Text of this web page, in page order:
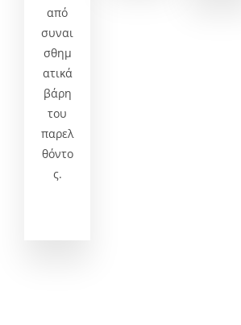
από
συναι
σθημ
ατικά
βάρη
του
παρελ
θόντο
ς.